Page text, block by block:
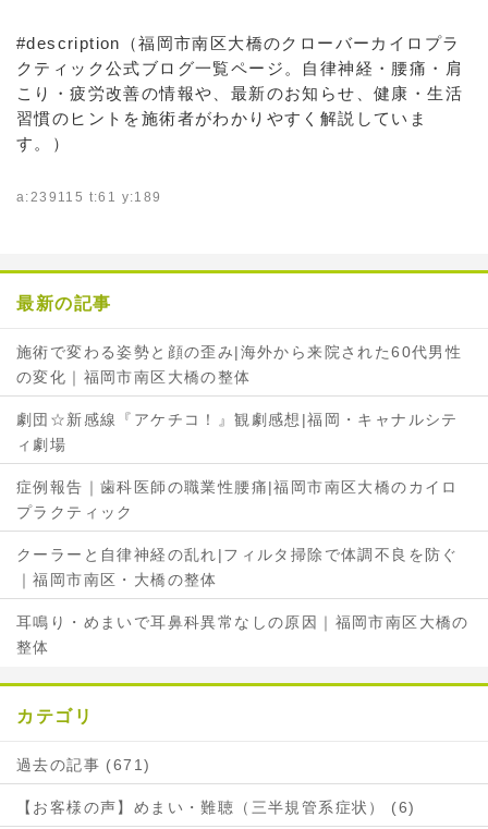
#description（福岡市南区大橋のクローバーカイロプラ
クティック公式ブログ一覧ページ。自律神経・腰痛・肩
こり・疲労改善の情報や、最新のお知らせ、健康・生活
習慣のヒントを施術者がわかりやすく解説していま
す。）
a:239115 t:61 y:189
最新の記事
施術で変わる姿勢と顔の歪み|海外から来院された60代男性
の変化｜福岡市南区大橋の整体
劇団☆新感線『アケチコ！』観劇感想|福岡・キャナルシテ
ィ劇場
症例報告｜歯科医師の職業性腰痛|福岡市南区大橋のカイロ
プラクティック
クーラーと自律神経の乱れ|フィルタ掃除で体調不良を防ぐ
｜福岡市南区・大橋の整体
耳鳴り・めまいで耳鼻科異常なしの原因｜福岡市南区大橋の
整体
カテゴリ
過去の記事 (671)
【お客様の声】めまい・難聴（三半規管系症状） (6)